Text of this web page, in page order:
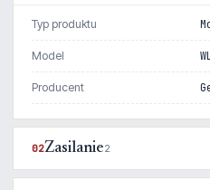
Typ produktu
Model
Producent
02Zasilanie2